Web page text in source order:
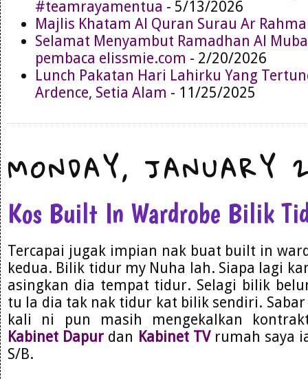
#teamrayamentua - 5/13/2026
Majlis Khatam Al Quran Surau Ar
Selamat Menyambut Ramadhan Al
pembaca elissmie.com - 2/20/2026
Lunch Pakatan Hari Lahirku Yang
Ardence, Setia Alam - 11/25/2025
MONDAY, JANUARY
Kos Built In Wardrobe Bilik
Tercapai jugak impian nak buat built in
kedua. Bilik tidur my Nuha lah. Siapa lagi
asingkan dia tempat tidur. Selagi bilik
tu la dia tak nak tidur kat bilik sendiri.
kali ni pun masih mengekalkan
Kabinet Dapur dan Kabinet TVrumah saya
S/B.